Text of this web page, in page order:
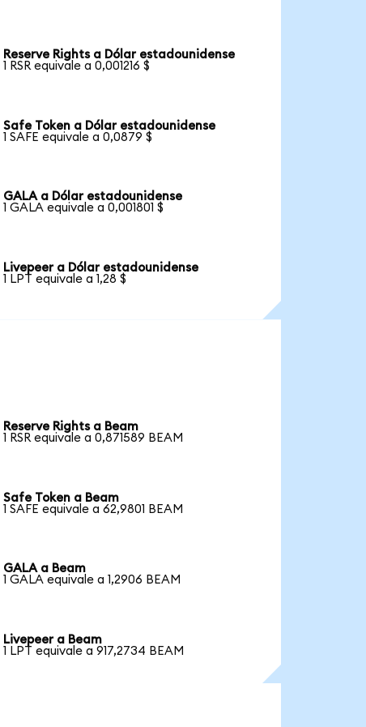
Reserve Rights a Dólar estadounidense
1 RSR equivale a 0,001216 $
Safe Token a Dólar estadounidense
1 SAFE equivale a 0,0879 $
GALA a Dólar estadounidense
1 GALA equivale a 0,001801 $
Livepeer a Dólar estadounidense
1 LPT equivale a 1,28 $
Reserve Rights a Beam
1 RSR equivale a 0,871589 BEAM
Safe Token a Beam
1 SAFE equivale a 62,9801 BEAM
GALA a Beam
1 GALA equivale a 1,2906 BEAM
Livepeer a Beam
1 LPT equivale a 917,2734 BEAM